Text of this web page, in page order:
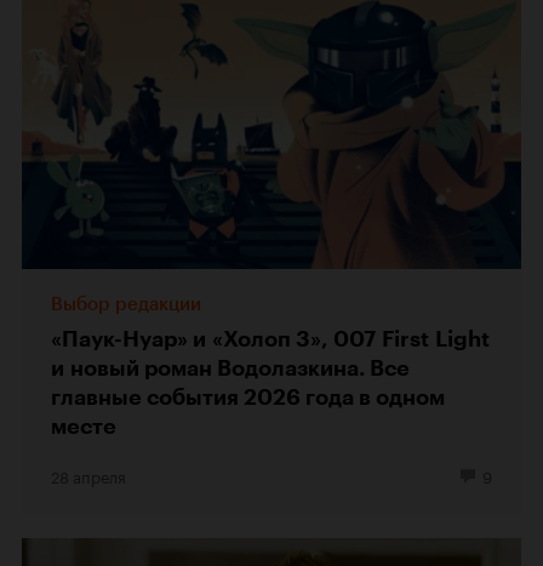
Выбор редакции
«Паук-Нуар» и «Холоп 3», 007 First Light
и новый роман Водолазкина. Все
главные события 2026 года в одном
месте